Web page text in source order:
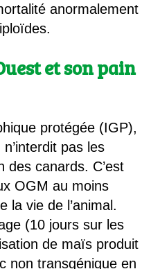
anormalement
et son pain
protégée (IGP),
pas les
des canards. C’est
OGM au moins
la vie de l’animal.
(10 jours sur les
de maïs produit
non transgénique en